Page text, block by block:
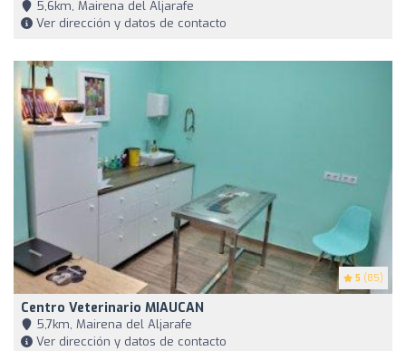
5,6km, Mairena del Aljarafe
Ver dirección y datos de contacto
5 (85)
Centro Veterinario MIAUCAN
5,7km, Mairena del Aljarafe
Ver dirección y datos de contacto